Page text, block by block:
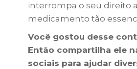
interrompa o seu direito
medicamento tão
Você gostou desse
Então compartilha ele
sociais para ajudar